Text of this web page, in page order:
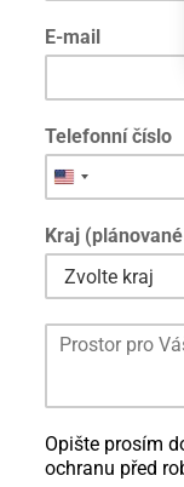
E-mail
Telefonní číslo
Kraj
n
á
m
k
Opište prosím
ochranu před